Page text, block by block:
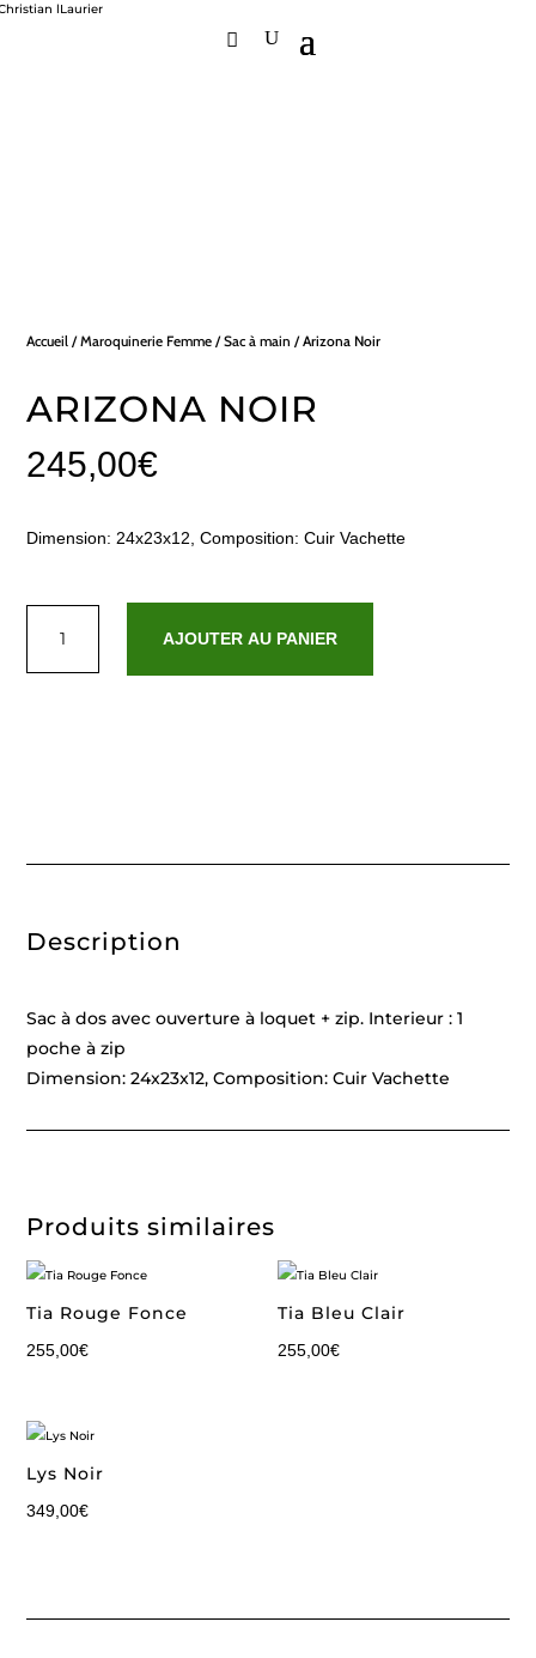
Accueil /Maroquinerie Femme /Sac à main / Arizona Noir
ARIZONA NOIR
245,00€
Dimension: 24x23x12, Composition: Cuir Vachette
Arizona
AJOUTER AU PANIER
Description
Sac à dos avec ouverture à loquet + zip. Interieur : 1
poche à zip
Dimension: 24x23x12, Composition: Cuir Vachette
Produits similaires
Tia Rouge Fonce
255,00€
Tia Bleu Clair
255,00€
Lys Noir
349,00€